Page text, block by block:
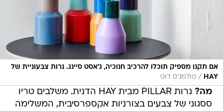
אם תקנו מספיק תוכלו להרכיב חנוכיה, ג'אסט סיינג. נרות צבעוניית של
HAY
/ טולמנ'ס דוט
מה?
נרות PILLAR מבית HAY הדנית. משלבים טריו
ססגוני של צבעים בצורניות אקספרסיבית, המשלימה